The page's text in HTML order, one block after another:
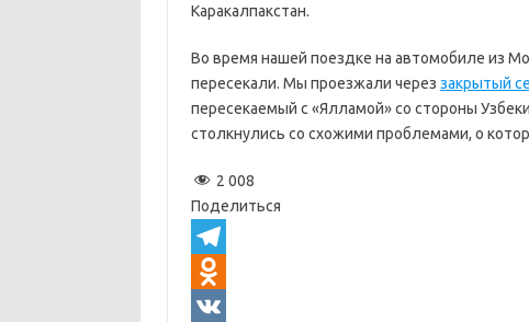
Каракалпакстан.
Во время нашей поездке на автомобиле из
пересекали. Мы проезжали через закрытый
пересекаемый с «Ялламой» со стороны
столкнулись со схожими проблемами, о
2 008
Поделиться
T
eO